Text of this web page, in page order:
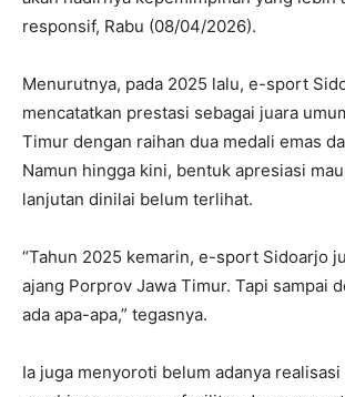
responsif, Rabu (08/04/2026).
Menurutnya, pada 2025 lalu, e-sport
mencatatkan prestasi sebagai juara
Timur dengan raihan dua medali emas
Namun hingga kini, bentuk apresiasi
lanjutan dinilai belum terlihat.
“Tahun 2025 kemarin, e-sport Sidoarjo
ajang Porprov Jawa Timur. Tapi sampai
ada apa-apa,” tegasnya.
Ia juga menyoroti belum adanya